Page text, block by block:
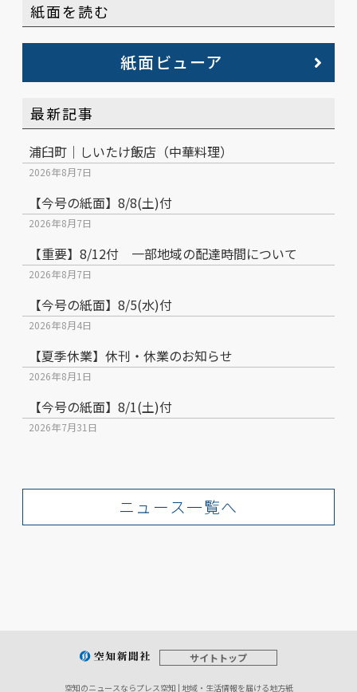
紙面を読む
紙面ビューア
最新記事
浦臼町｜しいたけ飯店（中華料理）
2026年8月7日
【今号の紙面】8/8(土)付
2026年8月7日
【重要】8/12付 一部地域の配達時間について
2026年8月7日
【今号の紙面】8/5(水)付
2026年8月4日
【夏季休業】休刊・休業のお知らせ
2026年8月1日
【今号の紙面】8/1(土)付
2026年7月31日
ニュース一覧へ
サイトトップ
空知のニュースならプレス空知 | 地域・生活情報を届ける地方紙